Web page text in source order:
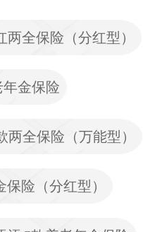
两全保险（分红型）
年金保险
两全保险（万能型）
保险（分红型）